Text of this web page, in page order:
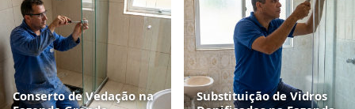
Conserto de Vedação na
Substituição de Vidros